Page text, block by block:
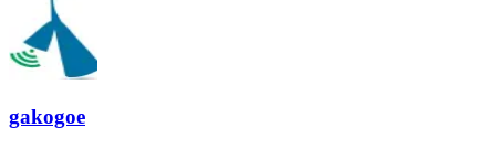
gakogoe